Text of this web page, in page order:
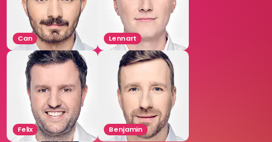
Can Lennart
Felix Benjamin